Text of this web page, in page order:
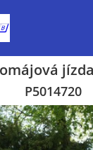
P5014720